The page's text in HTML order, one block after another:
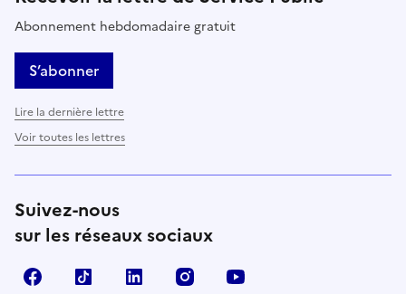
Abonnement hebdomadaire gratuit
S’abonner
Lire la dernière lettre
Voir toutes les lettres
Suivez-nous
sur les réseaux sociaux
FacebookTikTok LinkedIn Instagram